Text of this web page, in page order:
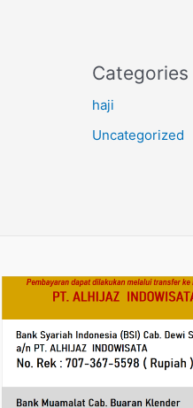
Categories
haji
Uncategorized